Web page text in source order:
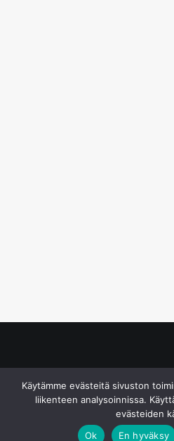
Käytämme evästeitä sivuston
liikenteen analysoinnissa.
evästeiden
Ok
En hyväksy